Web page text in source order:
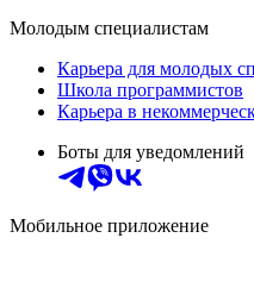
Молодым специалистам
Карьера для молодых
Школа программистов
Карьера в
Боты для уведомлений
Мобильное приложение